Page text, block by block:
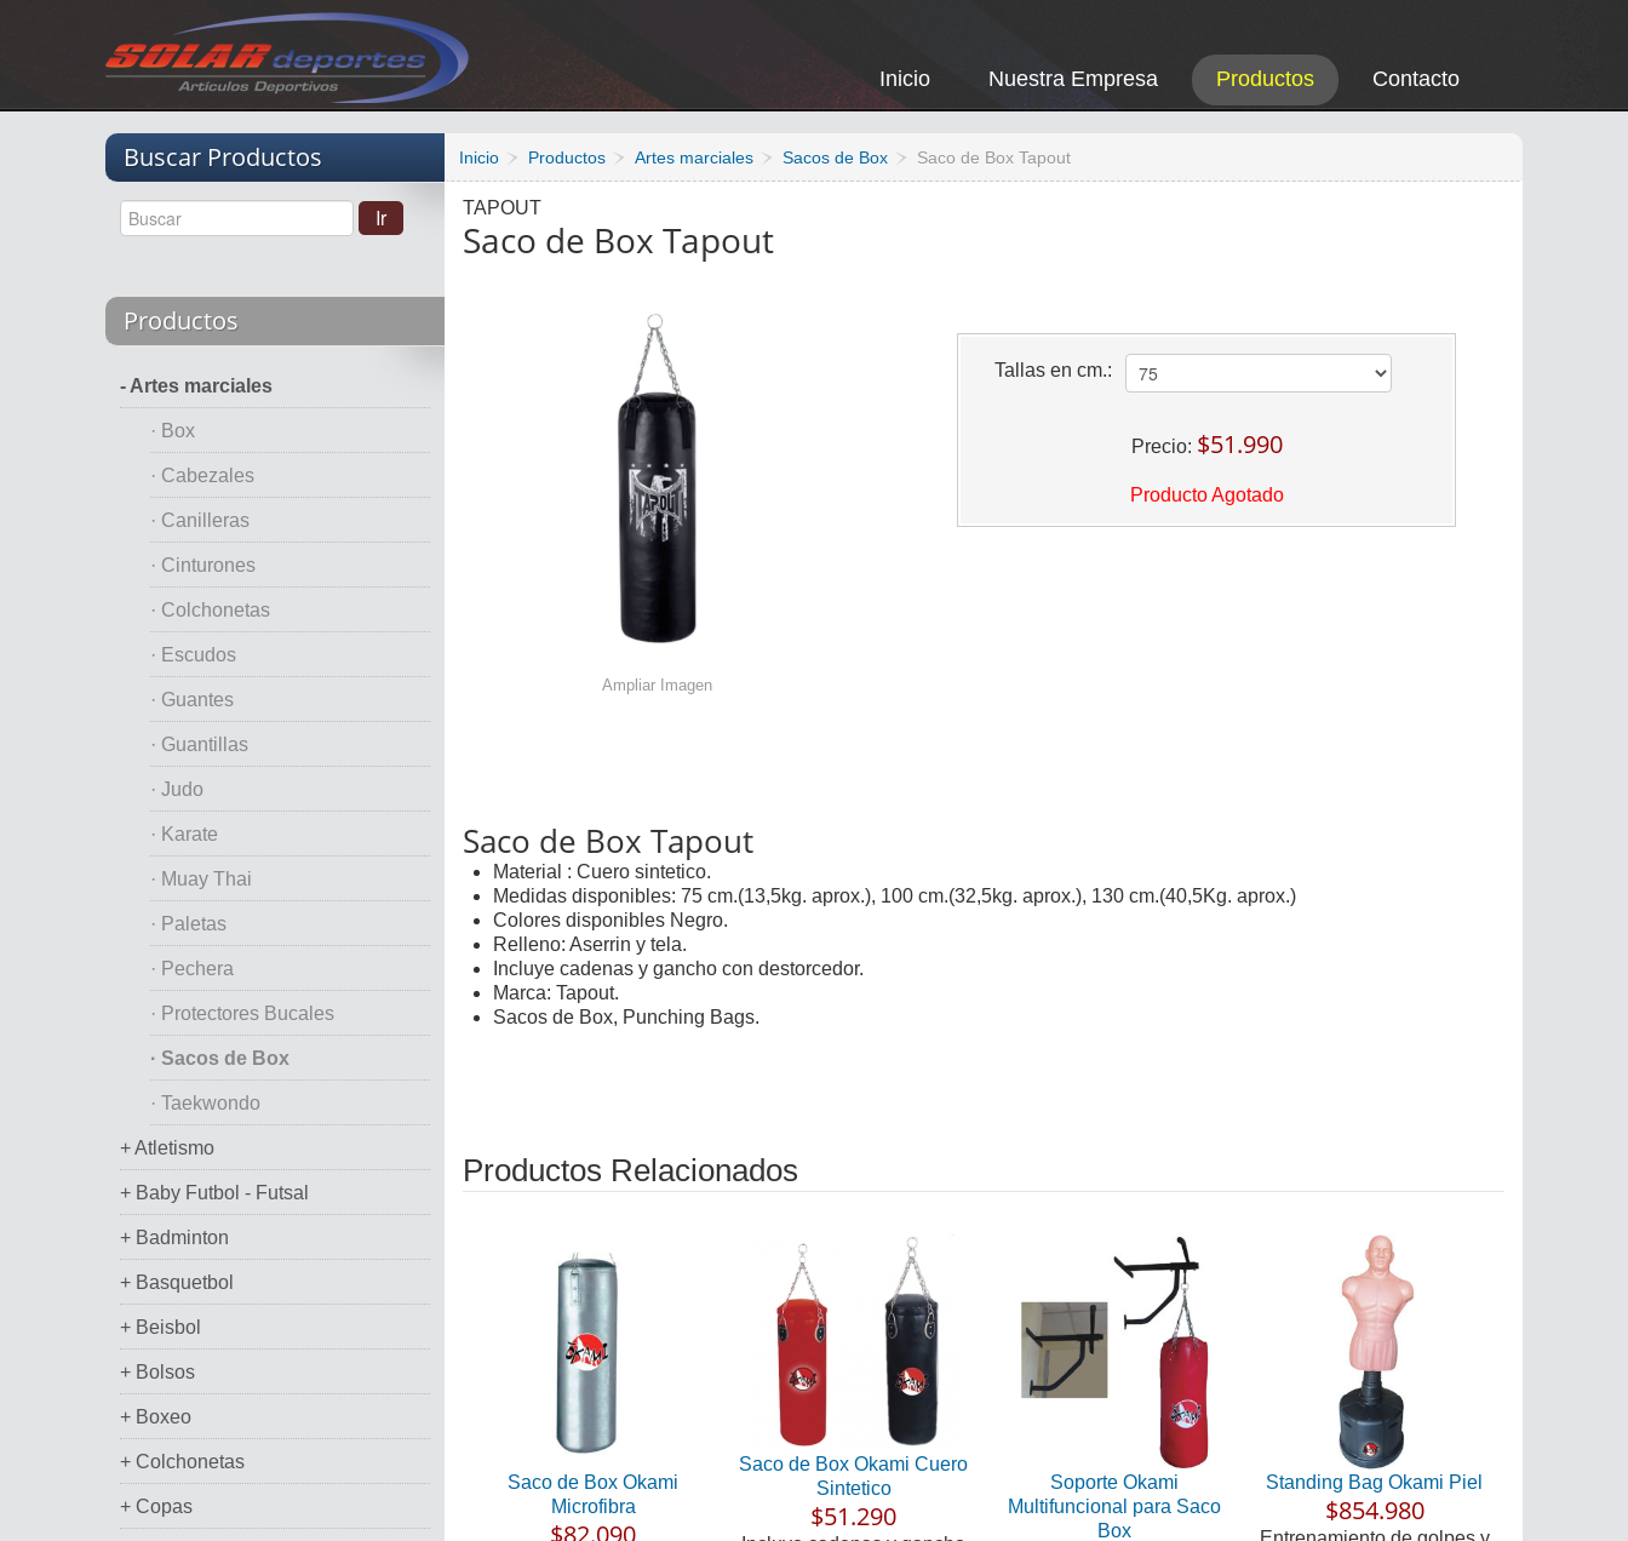
Inicio Nuestra Empresa Productos Contacto
Buscar Productos
Productos
- Artes marciales
· Box
· Cabezales
· Canilleras
· Cinturones
· Colchonetas
· Escudos
· Guantes
· Guantillas
· Judo
· Karate
· Muay Thai
· Paletas
· Pechera
· Protectores Bucales
· Sacos de Box
· Taekwondo
+ Atletismo
+ Baby Futbol - Futsal
+ Badminton
+ Basquetbol
+ Beisbol
+ Bolsos
+ Boxeo
+ Colchonetas
+ Copas
Inicio Productos Artes marciales Sacos de Box Saco de Box Tapout
TAPOUT
Saco de Box Tapout
Tallas en cm.:
Precio: $51.990
Producto Agotado
Ampliar Imagen
Saco de Box Tapout
Material : Cuero sintetico.
Medidas disponibles: 75 cm.(13,5kg. aprox.), 100 cm.(32,5kg. aprox.), 130 cm.(40,5Kg. aprox.)
Colores disponibles Negro.
Relleno: Aserrin y tela.
Incluye cadenas y gancho con destorcedor.
Marca: Tapout.
Sacos de Box, Punching Bags.
Productos Relacionados
Saco de Box Okami
Microfibra
$82.090
Saco de Box Okami Cuero
Sintetico
$51.290
Soporte Okami
Multifuncional para Saco
Box
Standing Bag Okami Piel
$854.980